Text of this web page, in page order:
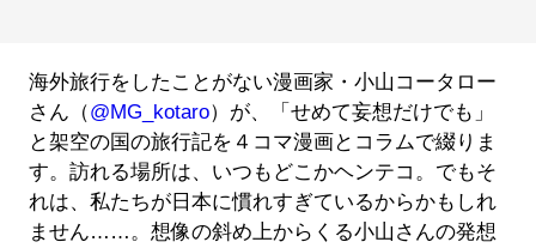
海外旅行をしたことがない漫画家・小山コータロー
さん（@MG_kotaro）が、「せめて妄想だけでも」
と架空の国の旅行記を４コマ漫画とコラムで綴りま
す。訪れる場所は、いつもどこかヘンテコ。でもそ
れは、私たちが日本に慣れすぎているからかもしれ
ません……。想像の斜め上からくる小山さんの発想